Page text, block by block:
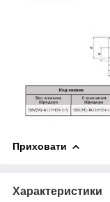
Приховати
Характеристики